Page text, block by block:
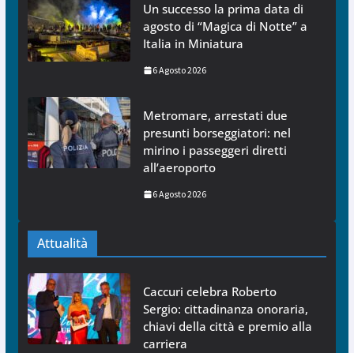
Un successo la prima data di
agosto di “Magica di Notte” a
Italia in Miniatura
6 Agosto 2026
Metromare, arrestati due
presunti borseggiatori: nel
mirino i passeggeri diretti
all’aeroporto
6 Agosto 2026
Attualità
Caccuri celebra Roberto
Sergio: cittadinanza onoraria,
chiavi della città e premio alla
carriera